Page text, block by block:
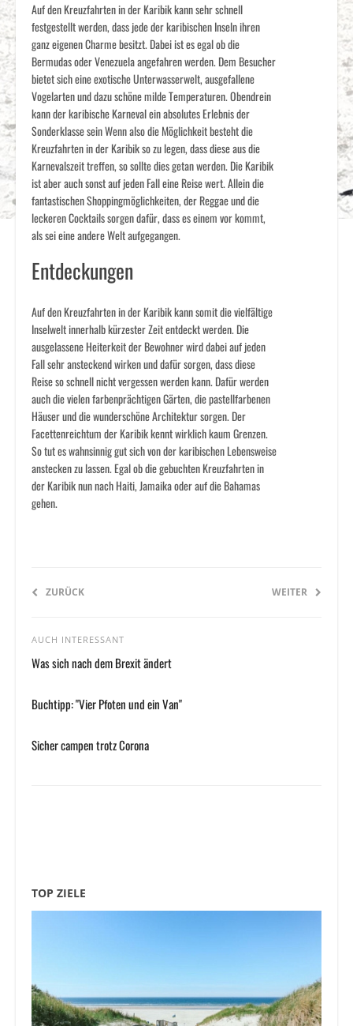
Auf den Kreuzfahrten in der Karibik kann sehr schnell
festgestellt werden, dass jede der karibischen Inseln ihren
ganz eigenen Charme besitzt. Dabei ist es egal ob die
Bermudas oder Venezuela angefahren werden. Dem Besucher
bietet sich eine exotische Unterwasserwelt, ausgefallene
Vogelarten und dazu schöne milde Temperaturen. Obendrein
kann der karibische Karneval ein absolutes Erlebnis der
Sonderklasse sein Wenn also die Möglichkeit besteht die
Kreuzfahrten in der Karibik so zu legen, dass diese aus die
Karnevalszeit treffen, so sollte dies getan werden. Die Karibik
ist aber auch sonst auf jeden Fall eine Reise wert. Allein die
fantastischen Shoppingmöglichkeiten, der Reggae und die
leckeren Cocktails sorgen dafür, dass es einem vor kommt,
als sei eine andere Welt aufgegangen.
Entdeckungen
Auf den Kreuzfahrten in der Karibik kann somit die vielfältige
Inselwelt innerhalb kürzester Zeit entdeckt werden. Die
ausgelassene Heiterkeit der Bewohner wird dabei auf jeden
Fall sehr ansteckend wirken und dafür sorgen, dass diese
Reise so schnell nicht vergessen werden kann. Dafür werden
auch die vielen farbenprächtigen Gärten, die pastellfarbenen
Häuser und die wunderschöne Architektur sorgen. Der
Facettenreichtum der Karibik kennt wirklich kaum Grenzen.
So tut es wahnsinnig gut sich von der karibischen Lebensweise
anstecken zu lassen. Egal ob die gebuchten Kreuzfahrten in
der Karibik nun nach Haiti, Jamaika oder auf die Bahamas
gehen.
ZURÜCK WEITER
AUCH INTERESSANT
Was sich nach dem Brexit ändert
Buchtipp: "Vier Pfoten und ein Van"
Sicher campen trotz Corona
TOP ZIELE